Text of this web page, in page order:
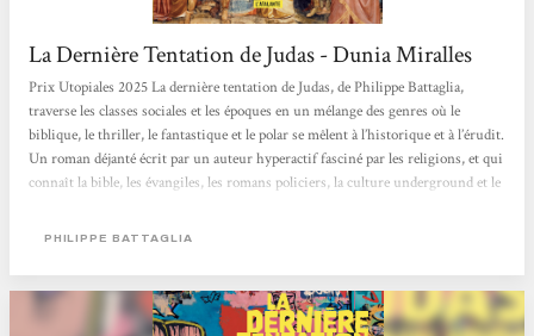
La Dernière Tentation de Judas - Dunia Miralles
Prix Utopiales 2025 La dernière tentation de Judas, de Philippe Battaglia,
traverse les classes sociales et les époques en un mélange des genres où le
biblique, le thriller, le fantastique et le polar se mêlent à l’historique et à l’érudit.
Un roman déjanté écrit par un auteur hyperactif fasciné par les religions, et qui
connaît la bible, les évangiles, les romans policiers, la culture underground et le
Certain-e-s crieront probablement à l’offense. Cependant, finalement, cela
PHILIPPE BATTAGLIA